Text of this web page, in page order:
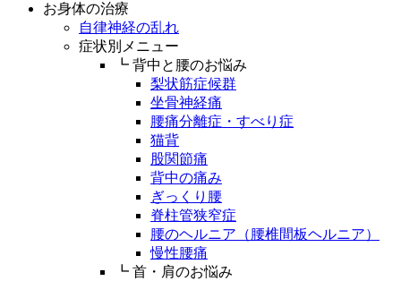
お身体の治療
自律神経の乱れ
症状別メニュー
┗ 背中と腰のお悩み
梨状筋症候群
坐骨神経痛
腰痛分離症・すべり症
猫背
股関節痛
背中の痛み
ぎっくり腰
脊柱管狭窄症
腰のヘルニア（腰椎間板ヘルニア）
慢性腰痛
┗ 首・肩のお悩み